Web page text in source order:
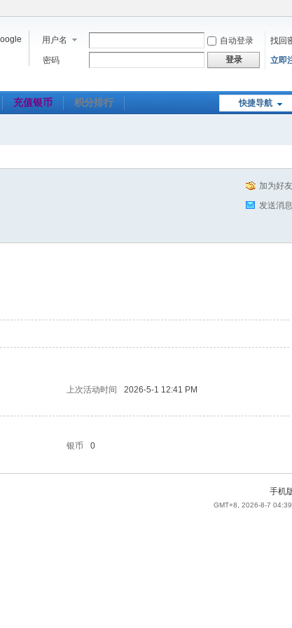
用户名 自动登录
找回
密码
登录 立即
快捷导航
充值银币 积分排行
加为好友
发送消息
上次活动时间
2026-5-1 12:41 PM
银币 0
手机
GMT+8, 2026-8-7